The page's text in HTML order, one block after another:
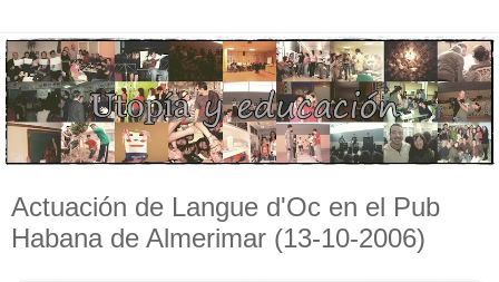
Actuación de Langue d'Oc en el Pub
Habana de Almerimar (13-10-2006)